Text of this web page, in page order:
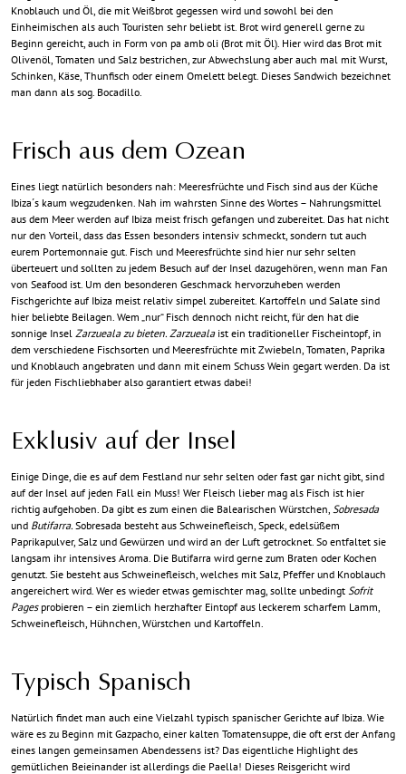
Knoblauch und Öl, die mit Weißbrot gegessen wird und sowohl bei den
Einheimischen als auch Touristen sehr beliebt ist. Brot wird generell gerne zu
Beginn gereicht, auch in Form von pa amb oli (Brot mit Öl). Hier wird das Brot mit
Olivenöl, Tomaten und Salz bestrichen, zur Abwechslung aber auch mal mit Wurst,
Schinken, Käse, Thunfisch oder einem Omelett belegt. Dieses Sandwich bezeichnet
man dann als sog. Bocadillo.
Frisch aus dem Ozean
Eines liegt natürlich besonders nah: Meeresfrüchte und Fisch sind aus der Küche
Ibiza´s kaum wegzudenken. Nah im wahrsten Sinne des Wortes – Nahrungsmittel
aus dem Meer werden auf Ibiza meist frisch gefangen und zubereitet. Das hat nicht
nur den Vorteil, dass das Essen besonders intensiv schmeckt, sondern tut auch
eurem Portemonnaie gut. Fisch und Meeresfrüchte sind hier nur sehr selten
überteuert und sollten zu jedem Besuch auf der Insel dazugehören, wenn man Fan
von Seafood ist. Um den besonderen Geschmack hervorzuheben werden
Fischgerichte auf Ibiza meist relativ simpel zubereitet. Kartoffeln und Salate sind
hier beliebte Beilagen. Wem „nur“ Fisch dennoch nicht reicht, für den hat die
sonnige Insel Zarzueala zu bieten. Zarzueala ist ein traditioneller Fischeintopf, in
dem verschiedene Fischsorten und Meeresfrüchte mit Zwiebeln, Tomaten, Paprika
und Knoblauch angebraten und dann mit einem Schuss Wein gegart werden. Da ist
für jeden Fischliebhaber also garantiert etwas dabei!
Exklusiv auf der Insel
Einige Dinge, die es auf dem Festland nur sehr selten oder fast gar nicht gibt, sind
auf der Insel auf jeden Fall ein Muss! Wer Fleisch lieber mag als Fisch ist hier
richtig aufgehoben. Da gibt es zum einen die Balearischen Würstchen, Sobresada
und Butifarra. Sobresada besteht aus Schweinefleisch, Speck, edelsüßem
Paprikapulver, Salz und Gewürzen und wird an der Luft getrocknet. So entfaltet sie
langsam ihr intensives Aroma. Die Butifarra wird gerne zum Braten oder Kochen
genutzt. Sie besteht aus Schweinefleisch, welches mit Salz, Pfeffer und Knoblauch
angereichert wird. Wer es wieder etwas gemischter mag, sollte unbedingt Sofrit
Pages probieren – ein ziemlich herzhafter Eintopf aus leckerem scharfem Lamm,
Schweinefleisch, Hühnchen, Würstchen und Kartoffeln.
Typisch Spanisch
Natürlich findet man auch eine Vielzahl typisch spanischer Gerichte auf Ibiza. Wie
wäre es zu Beginn mit Gazpacho, einer kalten Tomatensuppe, die oft erst der Anfang
eines langen gemeinsamen Abendessens ist? Das eigentliche Highlight des
gemütlichen Beieinander ist allerdings die Paella! Dieses Reisgericht wird